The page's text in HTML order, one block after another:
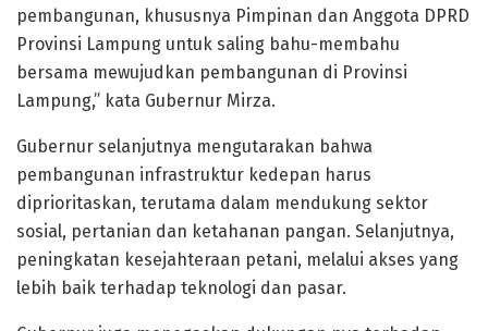
pembangunan, khususnya Pimpinan dan Anggota DPRD
Provinsi Lampung untuk saling bahu-membahu
bersama mewujudkan pembangunan di Provinsi
Lampung,” kata Gubernur Mirza.
Gubernur selanjutnya mengutarakan bahwa
pembangunan infrastruktur kedepan harus
diprioritaskan, terutama dalam mendukung sektor
sosial, pertanian dan ketahanan pangan. Selanjutnya,
peningkatan kesejahteraan petani, melalui akses yang
lebih baik terhadap teknologi dan pasar.